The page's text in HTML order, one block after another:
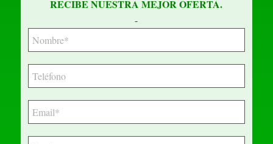
RECIBE NUESTRA MEJOR OFERTA.
-